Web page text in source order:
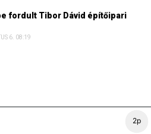
2p
fordult Tibor Dávid építőipari
6. 08:19
luxusbirtoka mögött a